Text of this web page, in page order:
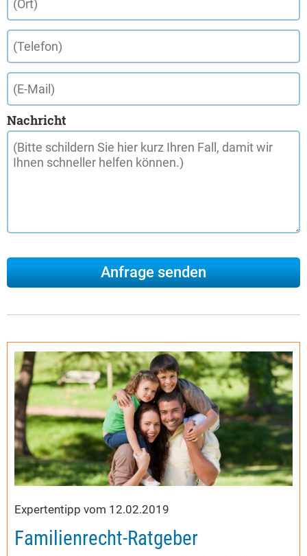
Nachricht
Expertentipp vom 12.02.2019
Familienrecht-Ratgeber